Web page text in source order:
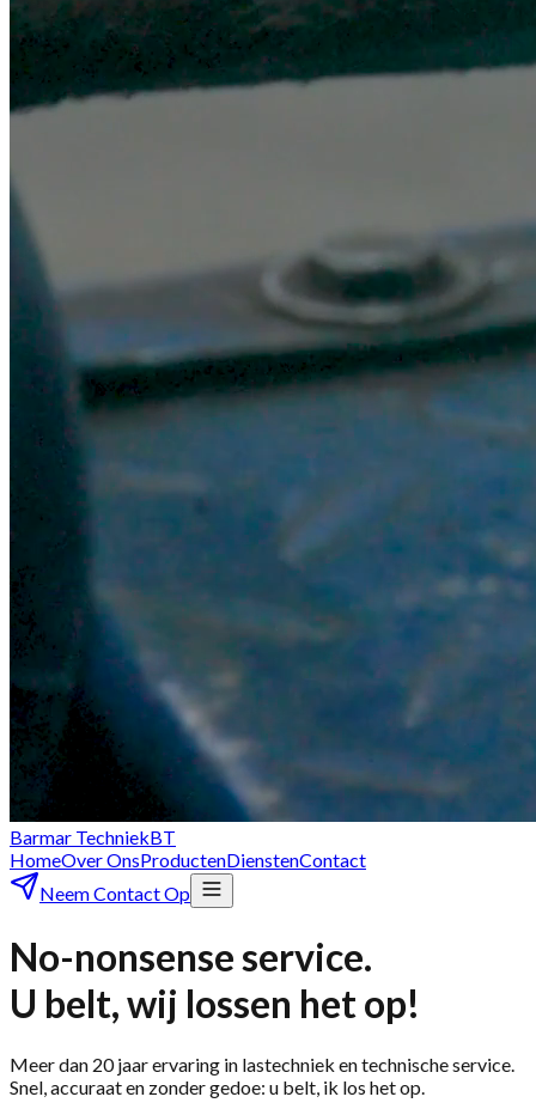
Barmar TechniekBT
HomeOver OnsProductenDienstenContact
Neem Contact Op
No-nonsense service.
U belt, wij lossen het op!
Meer dan 20 jaar ervaring in lastechniek en technische service.
Snel, accuraat en zonder gedoe: u belt, ik los het op.